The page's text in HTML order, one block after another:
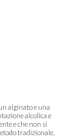
alginato e una
alcolica e
e che non si
tradizionale.